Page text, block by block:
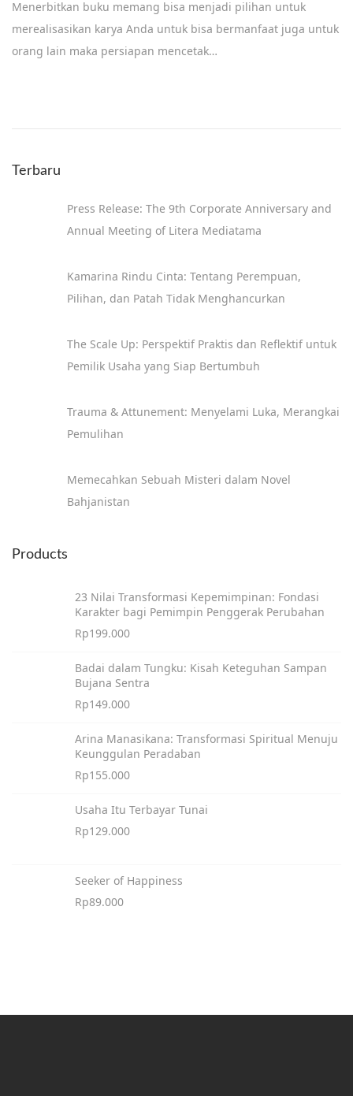
2
0
9
Menerbitkan buku memang bisa menjadi pilihan untuk
merealisasikan karya Anda untuk bisa bermanfaat juga untuk
orang lain maka persiapan mencetak…
Terbaru
Press Release: The 9th Corporate Anniversary and
Annual Meeting of Litera Mediatama
Kamarina Rindu Cinta: Tentang Perempuan,
Pilihan, dan Patah Tidak Menghancurkan
The Scale Up: Perspektif Praktis dan Reflektif untuk
Pemilik Usaha yang Siap Bertumbuh
Trauma & Attunement: Menyelami Luka, Merangkai
Pemulihan
Memecahkan Sebuah Misteri dalam Novel
Bahjanistan
Products
23 Nilai Transformasi Kepemimpinan: Fondasi
Karakter bagi Pemimpin Penggerak Perubahan
Rp199.000
Badai dalam Tungku: Kisah Keteguhan Sampan
Bujana Sentra
Rp149.000
Arina Manasikana: Transformasi Spiritual Menuju
Keunggulan Peradaban
Rp155.000
Usaha Itu Terbayar Tunai
Rp129.000
Seeker of Happiness
Rp89.000